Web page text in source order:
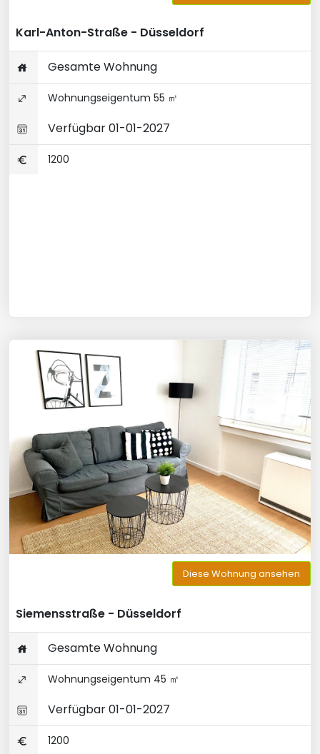
Karl-Anton-Straße - Düsseldorf
Gesamte Wohnung
Wohnungseigentum 55 ㎡
Verfügbar 01-01-2027
1200
Diese Wohnung ansehen
Siemensstraße - Düsseldorf
Gesamte Wohnung
Wohnungseigentum 45 ㎡
Verfügbar 01-01-2027
1200